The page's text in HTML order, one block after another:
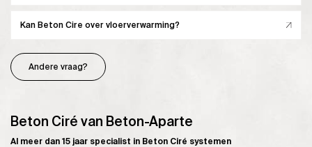
Kan Beton Cire over vloerverwarming?
Andere vraag?
Beton Ciré van Beton-Aparte
Al meer dan 15 jaar specialist in Beton Ciré systemen